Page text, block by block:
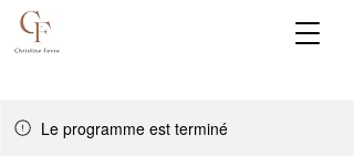
Le programme est terminé